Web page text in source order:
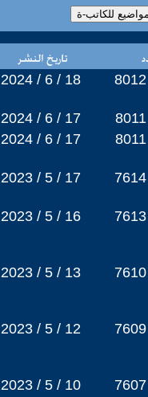
2024 / 6 / 18 8012
2024 / 6 / 17 8011
2024 / 6 / 17 8011
2023 / 5 / 17 7614
2023 / 5 / 16 7613
2023 / 5 / 13 7610
2023 / 5 / 12 7609
2023 / 5 / 10 7607